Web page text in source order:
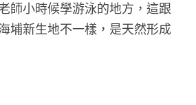
師小時候學游泳的地方，這跟
埔新生地不一樣，是天然形成